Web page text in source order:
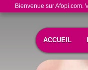
Bienvenue sur Afopi.com.
ACCUEIL